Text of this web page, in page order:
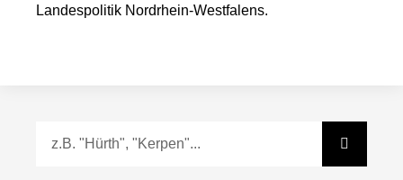
Landespolitik Nordrhein-Westfalens.